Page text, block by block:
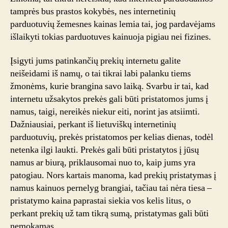
tamprės bus prastos kokybės, nes internetinių
parduotuvių žemesnes kainas lemia tai, jog pardavėjams
išlaikyti tokias parduotuves kainuoja pigiau nei fizines.
Įsigyti jums patinkančių prekių internetu galite
neišeidami iš namų, o tai tikrai labi palanku tiems
žmonėms, kurie brangina savo laiką. Svarbu ir tai, kad
internetu užsakytos prekės gali būti pristatomos jums į
namus, taigi, nereikės niekur eiti, norint jas atsiimti.
Dažniausiai, perkant iš lietuviškų internetinių
parduotuvių, prekės pristatomos per kelias dienas, todėl
netenka ilgi laukti. Prekės gali būti pristatytos į jūsų
namus ar biurą, priklausomai nuo to, kaip jums yra
patogiau. Nors kartais manoma, kad prekių pristatymas į
namus kainuos pernelyg brangiai, tačiau tai nėra tiesa –
pristatymo kaina paprastai siekia vos kelis litus, o
perkant prekių už tam tikrą sumą, pristatymas gali būti